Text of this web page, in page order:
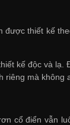
thiết kế
kế độc và
riêng mà không
cổ điển vẫn